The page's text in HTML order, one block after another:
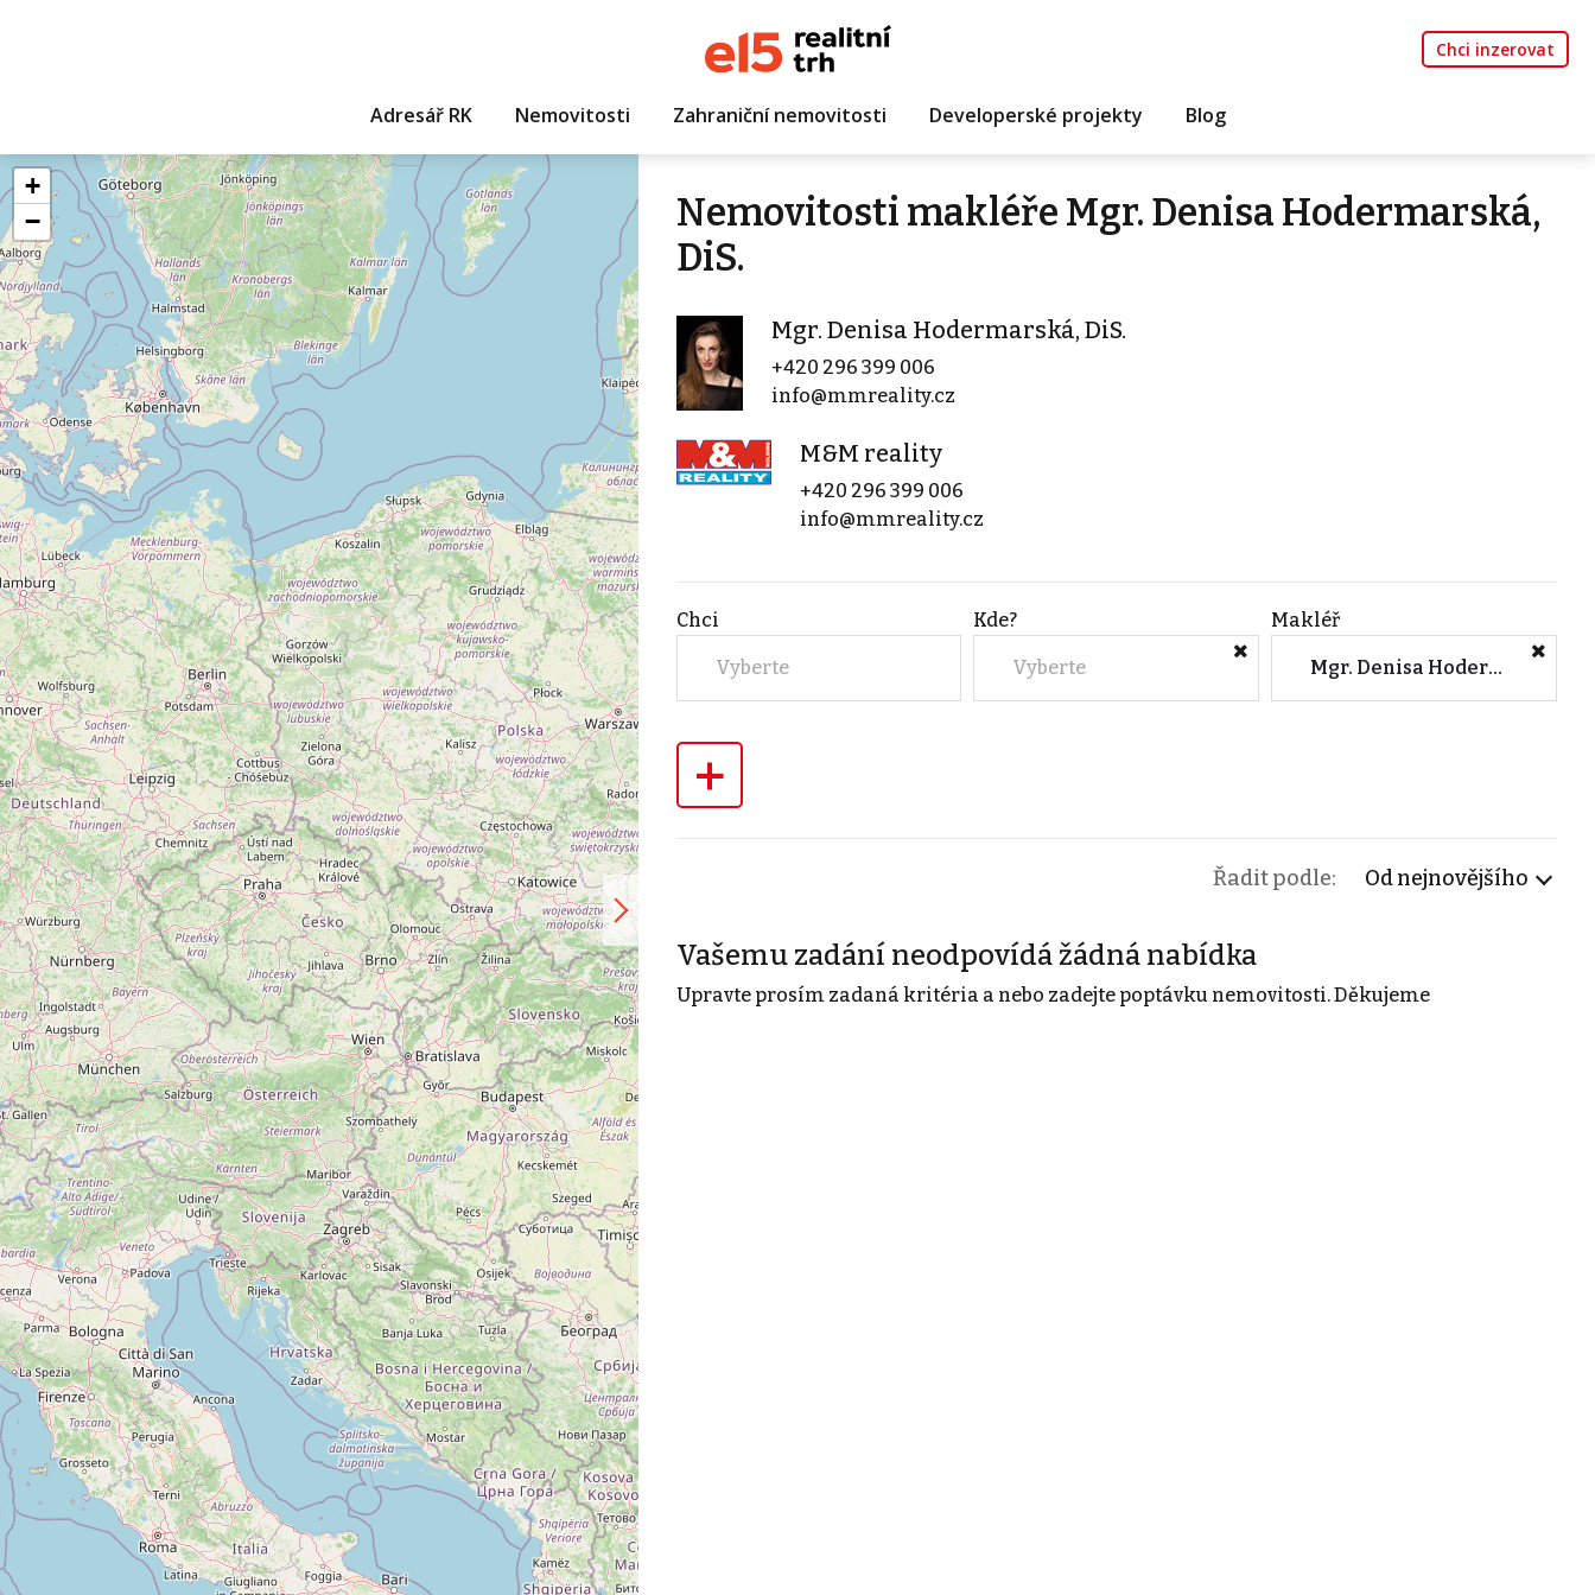
Chci inzerovat
Adresář RK Nemovitosti Zahraniční nemovitosti Developerské projekty Blog
+
−
Nemovitosti makléře Mgr. Denisa Hodermarská,
DiS.
Mgr. Denisa Hodermarská, DiS.
+420 296 399 006
info@mmreality.cz
M&M reality
+420 296 399 006
info@mmreality.cz
Chci
Vyberte
Kde?
Vyberte
Makléř
Mgr. Denisa Hodermarská, DiS. (M&M reality)
+
Řadit podle: Od nejnovějšího
Vašemu zadání neodpovídá žádná nabídka
Upravte prosím zadaná kritéria a nebo zadejte poptávku nemovitosti. Děkujeme